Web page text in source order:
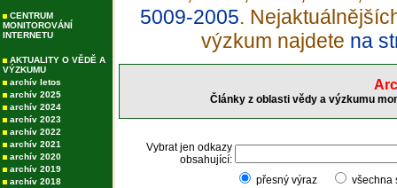
CENTRUM
MONITOROVÁNÍ
INTERNETU
AKTUALITY O VĚDĚ A
VÝZKUMU
archív letos
archív 2025
archív 2024
archív 2023
archív 2022
archív 2021
archív 2020
archív 2019
archív 2018
5009-2005.
výzkum najdete na
Články z oblasti vědy a výzkumu
Vybrat jen odkazy
obsahující:
přesný výraz